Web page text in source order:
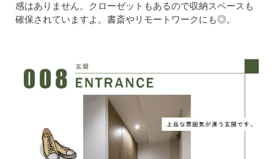
感はありません。クローゼットもあるので収納スペースも
確保されていますよ。書斎やリモートワークにも◎。